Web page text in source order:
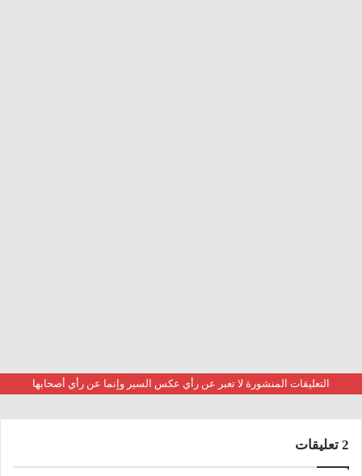
التعليقات المنشورة لا تعبر عن رأي عكس السير وإنما عن رأي أصحابها
‫2 تعليقات